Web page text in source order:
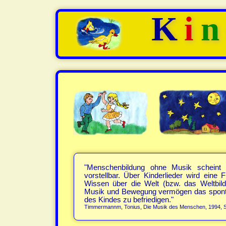
Ki n
"Menschenbildung ohne Musik
vorstellbar. Über Kinderlieder wird eine
Wissen über die Welt (bzw. das
Musik und Bewegung vermögen das
des Kindes zu befriedigen."
Timmermannm, Tonius, Die Musik des Menschen, 1994,